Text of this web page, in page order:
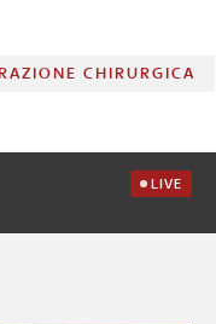
CHIRURGICA
LIVE